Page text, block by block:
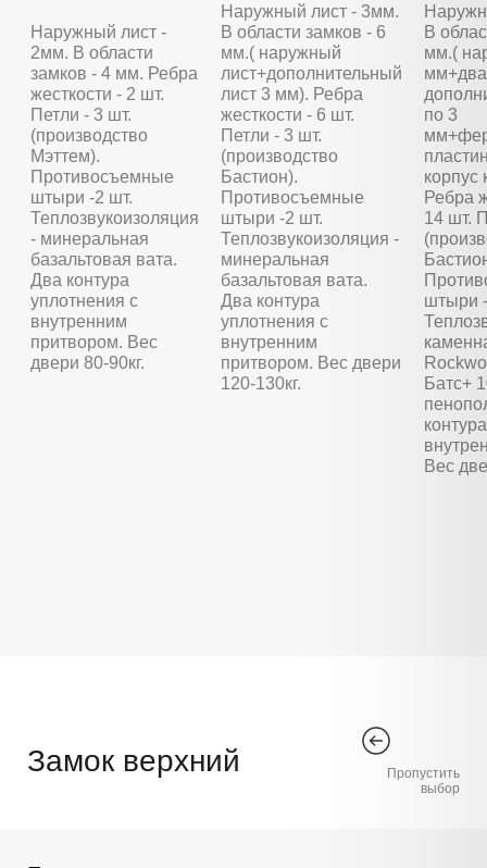
Наружный лист -
2мм. В области
замков - 4 мм. Ребра
жесткости - 2 шт.
Петли - 3 шт.
(производство
Мэттем).
Противосъемные
штыри -2 шт.
Теплозвукоизоляция
- минеральная
базальтовая вата.
Два контура
уплотнения с
внутренним
притвором. Вес
двери 80-90кг.
Наружный лист - 3мм.
В области замков - 6
мм.( наружный
лист+дополнительный
лист 3 мм). Ребра
жесткости - 6 шт.
Петли - 3 шт.
(производство
Бастион).
Противосъемные
штыри -2 шт.
Теплозвукоизоляция -
минеральная
базальтовая вата.
Два контура
уплотнения с
внутренним
притвором. Вес двери
120-130кг.
В
мм.(
мм+два
по 3
корпус
Ребра
14 шт.
штыри
Батс+
Вес
Замок верхний
Пропустить
выбор